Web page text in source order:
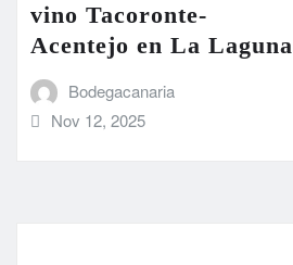
vino Tacoronte-
Acentejo en La Laguna
Bodegacanaria
Nov 12, 2025